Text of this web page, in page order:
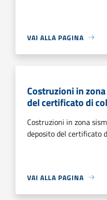
VAI ALLA PAGINA
Costruzioni in
del certificato di
Costruzioni in zona
deposito del certificato
VAI ALLA PAGINA